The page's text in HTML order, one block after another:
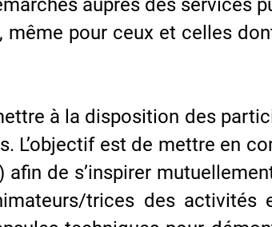
auprès des services
pour ceux et celles
à la disposition des
L’objectif est de mettre en
de s’inspirer
trices des activités